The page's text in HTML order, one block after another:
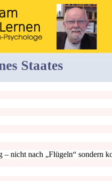
Staates
– nicht nach „Flügeln“ sondern